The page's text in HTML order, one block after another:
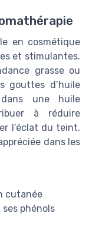
en cosmétique
et stimulantes.
grasse ou
gouttes d’huile
une huile
à réduire
l’éclat du teint.
dans les
cutanée
phénols